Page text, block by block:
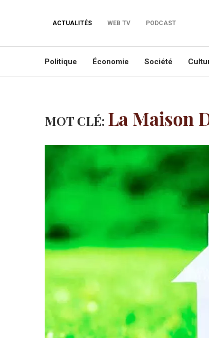
ACTUALITÉS WEB TV PODCAST
Politique Économie Société
MOT CLÉ: La Maison